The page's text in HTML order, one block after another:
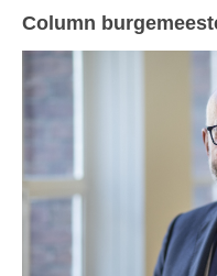
Column